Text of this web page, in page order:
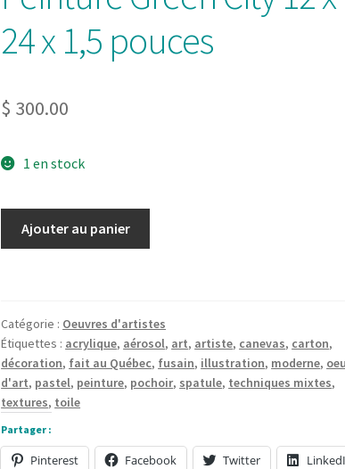
24 x 1,5 pouces
$ 300.00
1 en stock
12
x
24
x
pouces
Ajouter au panier
Catégorie : Oeuvres d'artistes
Étiquettes : acrylique, aérosol, art, artiste, canevas, carton,
décoration, fait au Québec, fusain, illustration, moderne,
d'art, pastel, peinture, pochoir, spatule, techniques mixtes,
textures, toile
Partager :
Pinterest Facebook Twitter